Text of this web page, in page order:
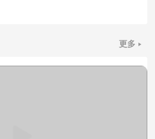
更多